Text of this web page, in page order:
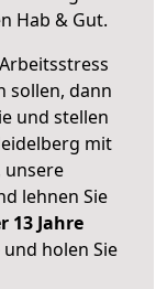
Hab & Gut.
sollen, dann
und stellen
mit
unsere
lehnen Sie
13 Jahre
holen Sie